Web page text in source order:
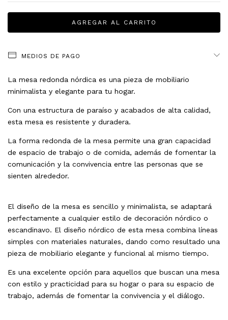
MEDIOS DE PAGO
La mesa redonda nórdica es una pieza de mobiliario
minimalista y elegante para tu hogar.
Con una estructura de paraíso y acabados de alta calidad,
esta mesa es resistente y duradera.
La forma redonda de la mesa permite una gran capacidad
de espacio de trabajo o de comida, además de fomentar la
comunicación y la convivencia entre las personas que se
sienten alrededor.
El diseño de la mesa es sencillo y minimalista, se adaptará
perfectamente a cualquier estilo de decoración nórdico o
escandinavo. El diseño nórdico de esta mesa combina líneas
simples con materiales naturales, dando como resultado una
pieza de mobiliario elegante y funcional al mismo tiempo.
Es una excelente opción para aquellos que buscan una mesa
con estilo y practicidad para su hogar o para su espacio de
trabajo, además de fomentar la convivencia y el diálogo.